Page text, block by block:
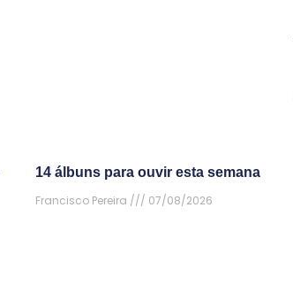
14 álbuns para ouvir esta semana
Francisco Pereira
07/08/2026